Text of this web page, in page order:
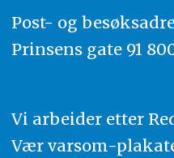
Post- og
Prinsens gate 91
Vi arbeider etter
Vær varsom-